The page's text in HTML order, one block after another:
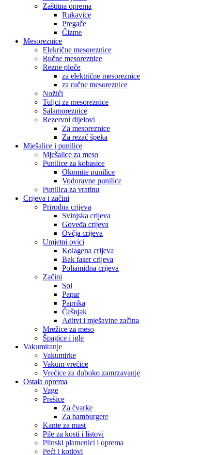
Zaštitna oprema
Rukavice
Pregače
Čizme
Mesoreznice
Elekrične mesoreznice
Ručne mesoreznice
Rezne ploče
za električne mesoreznice
za ručne mesoreznice
Nožići
Tuljci za mesoreznice
Salamoreznice
Rezervni dijelovi
Za mesoreznice
Za rezač špeka
Mješalice i punilice
Mješalice za meso
Punilice za kobasice
Okomite punilice
Vodoravne punilice
Punilica za vratinu
Crijeva i začini
Prirodna crijeva
Svinjska crijeva
Goveđa crijeva
Ovčja crijeva
Umjetni ovici
Kolagena crijeva
Bak faser crijeva
Poliamidna crijeva
Začini
Sol
Papar
Paprika
Češnjak
Aditvi i mješavine začina
Mrežice za meso
Špagice i igle
Vakumiranje
Vakumirke
Vakum vrećice
Vrećice za duboko zamrzavanje
Ostala oprema
Vage
Prešice
Za čvarke
Za hamburgere
Kante za mast
Pile za kosti i listovi
Plinski plamenici i oprema
Peći i kotlovi